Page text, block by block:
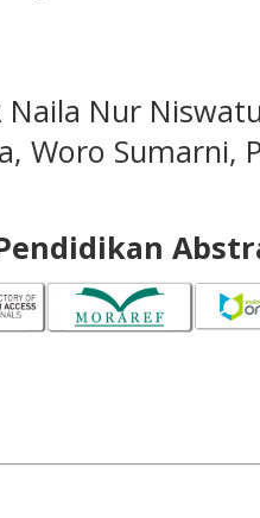
Naila Nur
Woro Sumarni,